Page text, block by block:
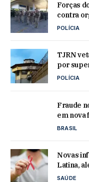
Forças
contra
POLÍCIA
TJRN
por
POLÍCIA
Fraude
em nova
BRASIL
Novas
Latina,
SAÚDE